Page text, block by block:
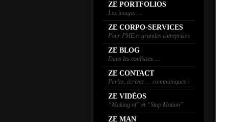
ZE PORTFOLIOS
Les images …
ZE CORPO-SERVICES
Pour PME et grandes entreprises
ZE BLOG
Dans les coulisses …
ZE CONTACT
Parlez, écrivez … communiquez !
ZE VIDÉOS
“Making of” et “Stop Motion”
ZE MAN